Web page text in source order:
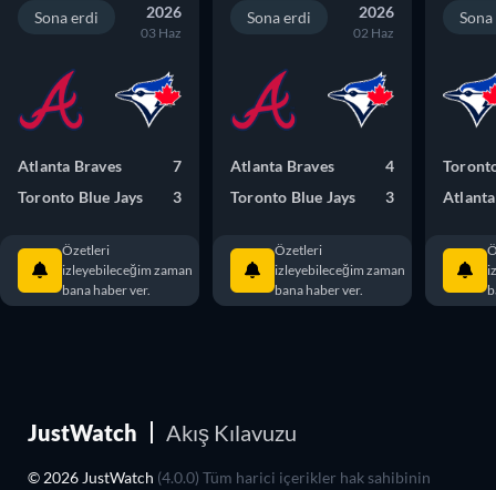
Sona erdi 2026
03 Haz
Atlanta Braves
7
Toronto Blue Jays
3
Özetleri
izleyebileceğim zaman
bana haber ver.
Sona erdi 2026
02 Haz
Atlanta Braves
4
Toronto Blue Jays
3
Özetleri
izleyebileceğim zaman
bana haber ver.
JustWatch Akış Kılavuzu
© 2026 JustWatch (4.0.0) Tüm harici içerikler hak sahibinin